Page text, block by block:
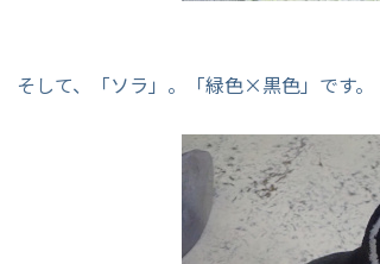
そして、「ソラ」。「緑色×黒色」です。